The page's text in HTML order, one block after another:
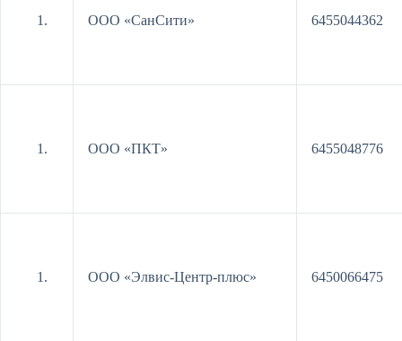
ООО «СанСити» 6455044362
ООО «ПКТ» 6455048776
ООО «Элвис-Центр-плюс» 6450066475